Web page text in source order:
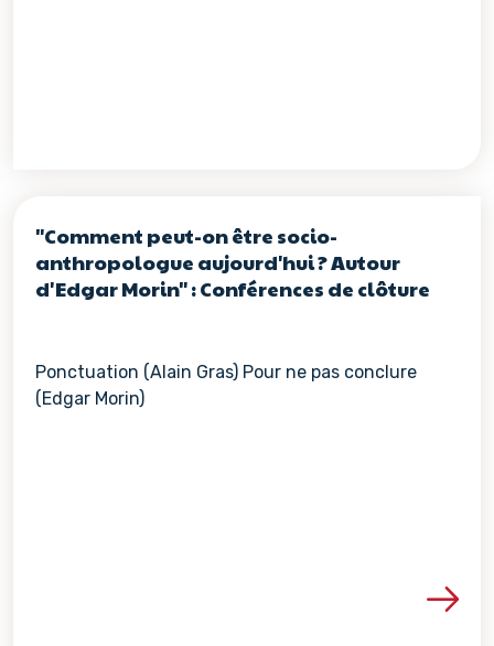
"Comment peut-on être socio-
anthropologue aujourd'hui ? Autour
d'Edgar Morin" : Conférences de clôture
Ponctuation (Alain Gras) Pour ne pas conclure
(Edgar Morin)
Voir les détails de la